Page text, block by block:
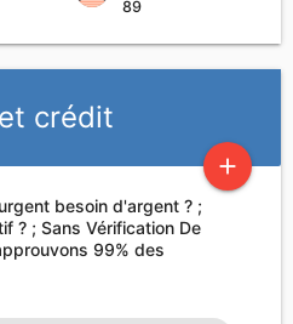
89
crédit
add
besoin d'argent ? ;
? ; Sans Vérification De
99% des